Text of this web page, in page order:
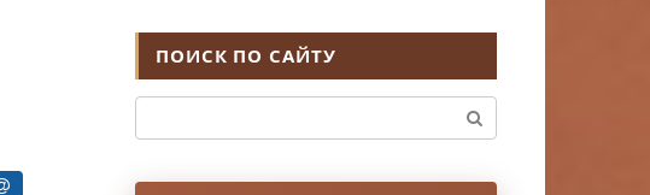
ПОИСК ПО САЙТУ